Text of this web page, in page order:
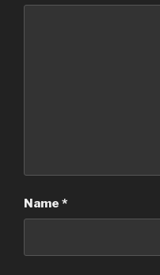
Name *